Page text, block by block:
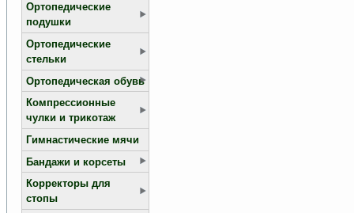
Ортопедические
подушки
Ортопедические
стельки
Ортопедическая обувь
Компрессионные
чулки и трикотаж
Гимнастические мячи
Бандажи и корсеты
Корректоры для
стопы